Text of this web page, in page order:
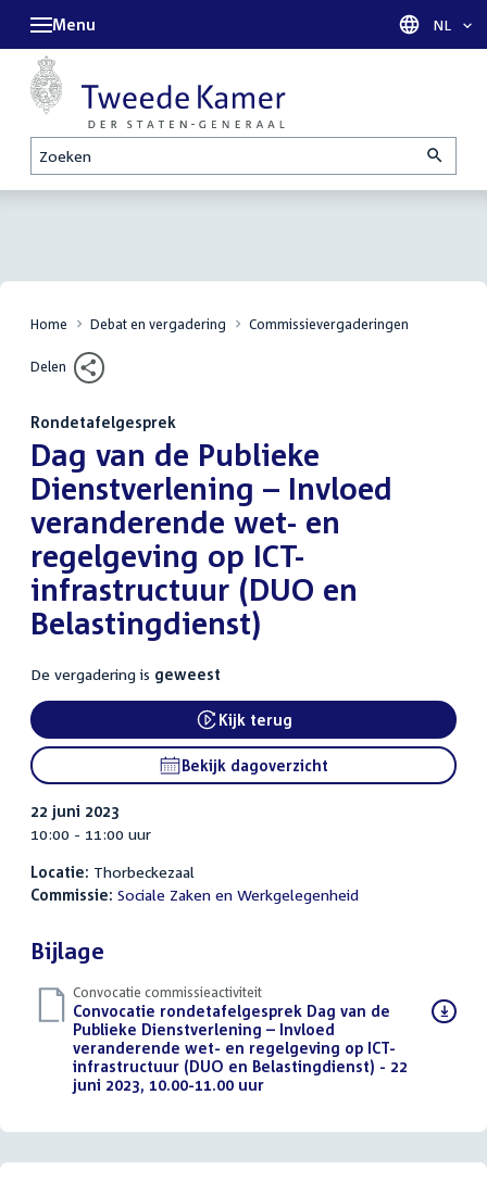
Zoeken
Menu Taal
NL
Home Debat en vergadering Commissievergaderingen
Delen
Rondetafelgesprek
:Dag van de Publieke
Dienstverlening – Invloed
veranderende wet- en
regelgeving op ICT-
infrastructuur (DUO en
Belastingdienst)
De vergadering is geweest
External link:
Kijk terug
Bekijk dagoverzicht
22 juni 2023
10:00 - 11:00 uur
Locatie: Thorbeckezaal
Commissie: Sociale Zaken en Werkgelegenheid
Bijlage
Convocatie commissieactiviteit
Download
bestand:
Convocatie rondetafelgesprek Dag van de
Publieke Dienstverlening – Invloed
veranderende wet- en regelgeving op ICT-
infrastructuur (DUO en Belastingdienst) - 22
juni 2023, 10.00-11.00 uur(PDF)